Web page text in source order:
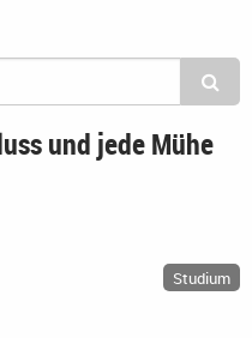
und jede Mühe
Studium